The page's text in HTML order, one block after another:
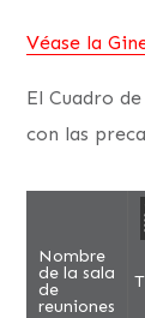
Véase la
El Cuadro
con las
Nombre
de la sala
de
reuniones